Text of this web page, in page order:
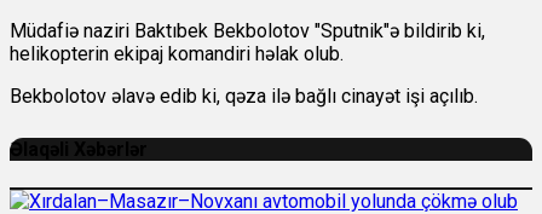
Müdafiə naziri Baktıbek Bekbolotov "Sputnik"ə bildirib ki,
helikopterin ekipaj komandiri həlak olub.
Bekbolotov əlavə edib ki, qəza ilə bağlı cinayət işi açılıb.
Əlaqəli Xəbərlər